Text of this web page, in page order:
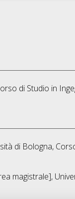
di Studio in
di Bologna,
magistrale],